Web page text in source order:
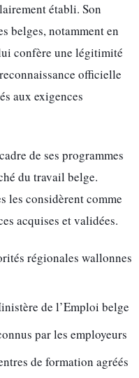
établi. Son
belges, notamment en
confère une légitimité
officielle
aux exigences
de ses programmes
du travail belge.
les considèrent comme
acquises et validées.
régionales wallonnes
de l’Emploi belge
par les employeurs
de formation agréés